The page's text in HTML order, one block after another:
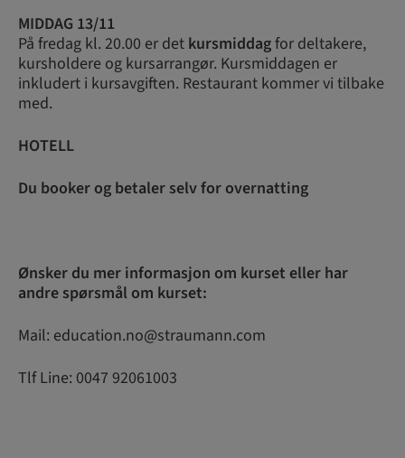
MIDDAG 13/11
På fredag kl. 20.00 er det kursmiddagfor deltakere,
kursholdere og kursarrangør. Kursmiddagen er
inkludert i kursavgiften. Restaurant kommer vi tilbake
med.
HOTELL
Du booker og betaler selv for overnatting
Ønsker du mer informasjon om kurset eller har
andre spørsmål om kurset:
Mail: education.no@straumann.com
Tlf Line: 0047 92061003